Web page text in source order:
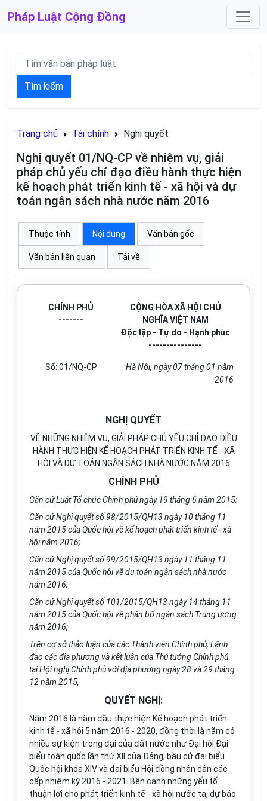
Pháp Luật Cộng Đồng
Tìm kiếm
Trang chủ Tài chính Nghị quyết
Nghị quyết 01/NQ-CP về nhiệm vụ, giải
pháp chủ yếu chỉ đạo điều hành thực hiện
kế hoạch phát triển kinh tế - xã hội và dự
toán ngân sách nhà nước năm 2016
Thuộc tính Nội dung Văn bản gốc
Văn bản liên quan Tải về
CHÍNH PHỦ
-------
CỘNG HÒA XÃ HỘI CHỦ
NGHĨA VIỆT NAM
Độc lập - Tự do - Hạnh phúc
---------------
Số: 01/NQ-CP
Hà Nội, ngày 07 tháng 01 năm
2016
NGHỊ QUYẾT
VỀ NHỮNG NHIỆM VỤ, GIẢI PHÁP CHỦ YẾU CHỈ ĐẠO ĐIỀU
HÀNH THỰC HIỆN KẾ HOẠCH PHÁT TRIỂN KINH TẾ - XÃ
HỘI VÀ DỰ TOÁN NGÂN SÁCH NHÀ NƯỚC NĂM 2016
CHÍNH PHỦ
Căn cứ Luật Tổ chức Chính phủ ngày 19 tháng 6 năm 2015;
Căn cứ Nghị quyết số 98/2015/QH13 ngày 10 tháng 11
năm 2015 của Quốc hội về kế hoạch phát triển kinh tế - xã
hội năm 2016;
Căn cứ Nghị quyết số 99/2015/QH13 ngày 11 tháng 11
năm 2015 của Quốc hội về dự toán ngân sách nhà nước
năm 2016;
Căn cứ Nghị quyết số 101/2015/QH13 ngày 14 tháng 11
năm 2015 của Quốc hội về phân bổ ngân sách Trung ương
năm 2016;
Trên cơ sở thảo luận của các Thành viên Chính phủ, Lãnh
đạo các địa phương và kết luận của Thủtướng Chính phủ
tại Hội nghị Chính phủ với địa phương ngày 28 và 29 tháng
12 năm 2015,
QUYẾT NGHỊ:
Năm 2016 là năm đầu thực hiện Kế hoạch phát triển
kinh tế - xã hội 5 năm 2016 - 2020, đồng thời là năm có
nhiều sự kiện trọng đại của đất nước như Đại hội Đại
biểu toàn quốc lần thứ XII của Đảng, bầu cử đại biểu
Quốc hội khóa XIV và đại biểu Hội đồng nhân dân các
cấp nhiệm kỳ 2016 - 2021. Bên cạnh những yếu tố
thuận lợi cho phát triển kinh tế - xã hội nước ta, dự báo